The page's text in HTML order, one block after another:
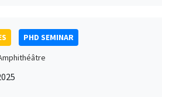
PHD SEMINAR